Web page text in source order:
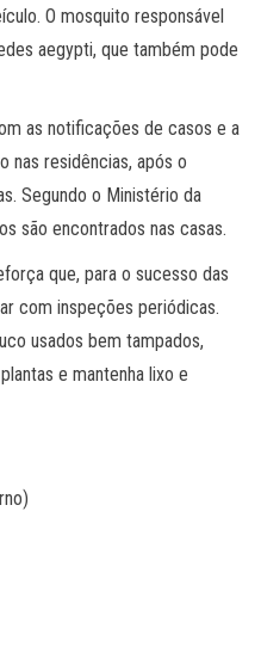
O mosquito responsável
aegypti, que também pode
as notificações de casos e a
nas residências, após o
Segundo o Ministério da
são encontrados nas casas.
que, para o sucesso das
com inspeções periódicas.
usados bem tampados,
e mantenha lixo e